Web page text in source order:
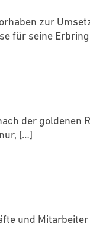
zur
für seine
der goldenen
[…]
und